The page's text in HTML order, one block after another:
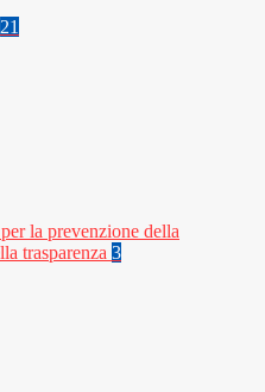
21
la prevenzione della
trasparenza 3